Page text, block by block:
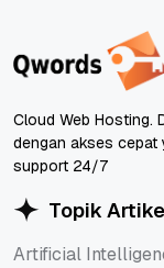
Cloud Web Hosting.
dengan akses cepat
support 24/7
Topik
Artificial